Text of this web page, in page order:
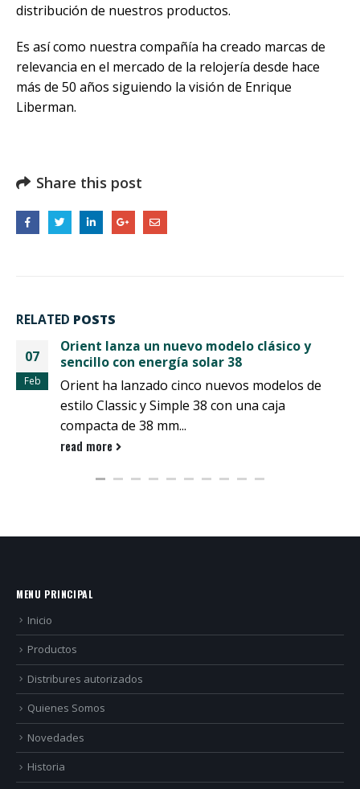
distribución de nuestros productos.
Es así como nuestra compañía ha creado marcas de
relevancia en el mercado de la relojería desde hace
más de 50 años siguiendo la visión de Enrique
Liberman.
Share this post
RELATED POSTS
30
Jul
Aviso a todos nuestros valiosos clientes:
Reparación gratuita de la pieza defectuosa
del ORIENT STAR Diver Watch
Desafortunadamente, tenemos que informarle
de un mal funcionamiento en el bisel de
nuestros relojes de buceo ORIENT STAR. El
read more
MENU PRINCIPAL
Inicio
Productos
Distribures autorizados
Quienes Somos
Novedades